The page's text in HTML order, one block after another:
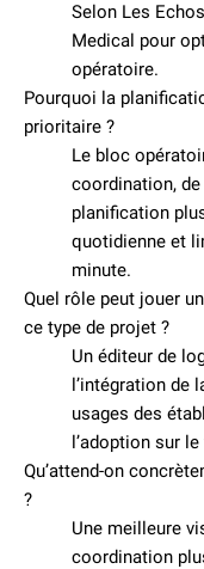
Selon Les
Medical pour
opératoire.
Pourquoi la
prioritaire ?
Le bloc
coordination,
planification
quotidienne et
minute.
Quel rôle peut jouer
ce type de projet ?
Un éditeur de
l’intégration de
usages des
l’adoption sur
Qu’attend-on
?
Une meilleure
coordination